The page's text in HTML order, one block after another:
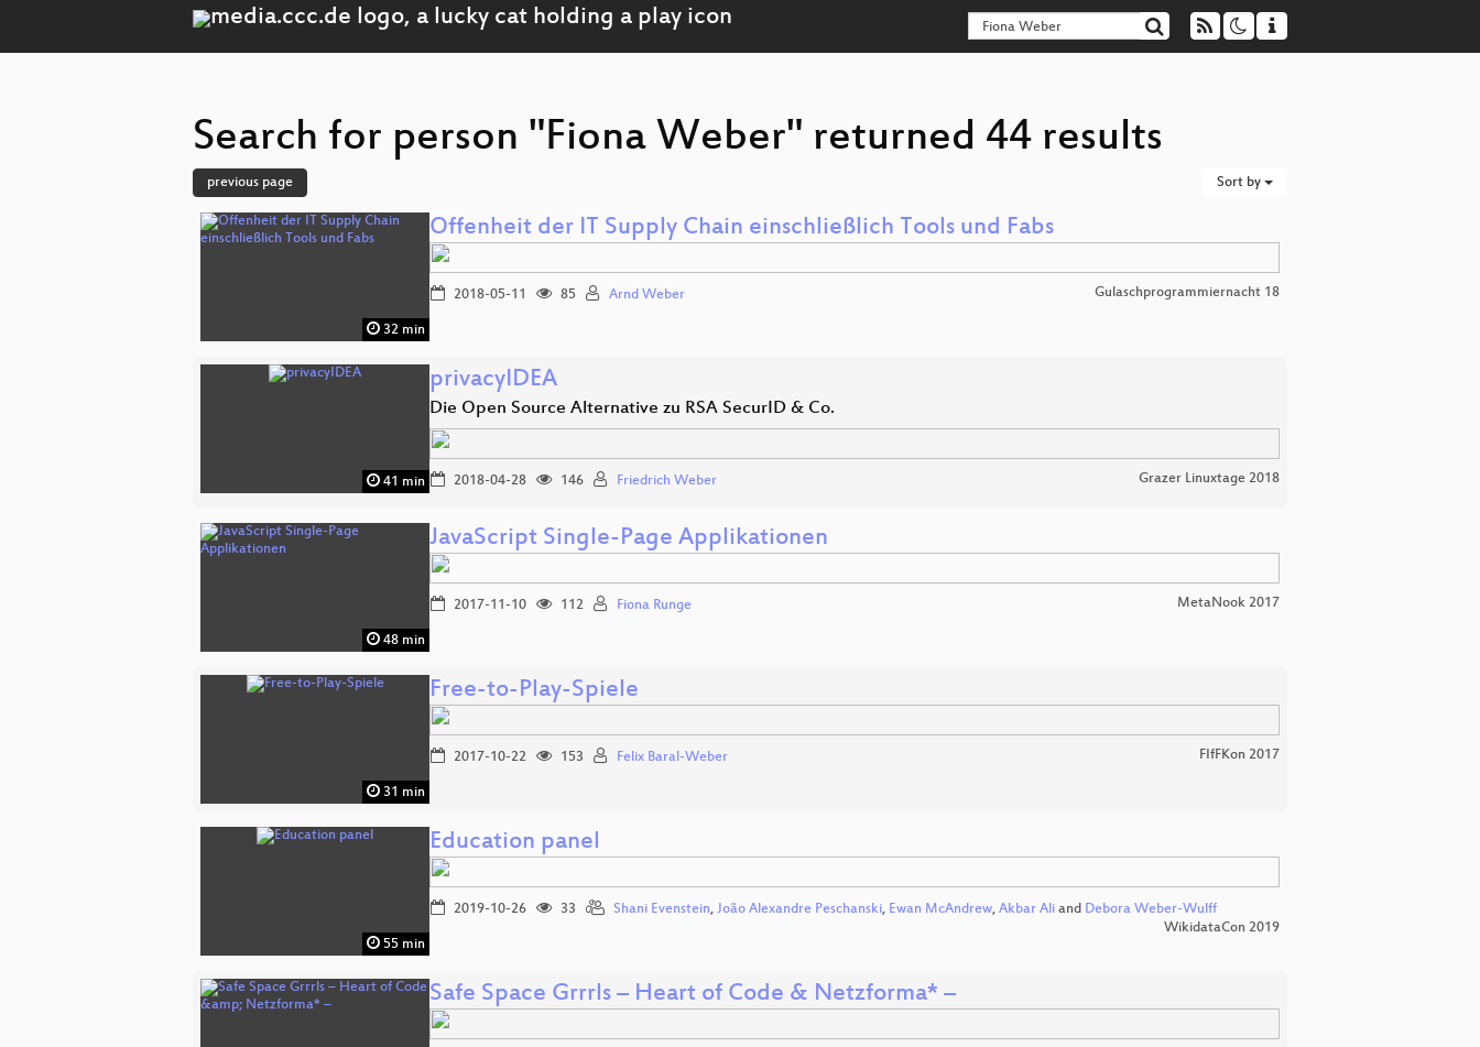
Search for person "Fiona Weber" returned 44 results
previous page Sort by
32 min
Offenheit der IT Supply Chain einschließlich Tools und Fabs
2018-05-11 85 Arnd Weber Gulaschprogrammiernacht 18
41 min
privacyIDEA
Die Open Source Alternative zu RSA SecurID & Co.
2018-04-28 146 Friedrich Weber Grazer Linuxtage 2018
48 min
JavaScript Single-Page Applikationen
2017-11-10 112 Fiona Runge MetaNook 2017
31 min
Free-to-Play-Spiele
2017-10-22 153 Felix Baral-Weber FIfFKon 2017
55 min
Education panel
2019-10-26 33 Shani Evenstein, João Alexandre Peschanski, Ewan McAndrew, Akbar Ali and Debora Weber-Wulff
WikidataCon 2019
Safe Space Grrrls – Heart of Code & Netzforma* –